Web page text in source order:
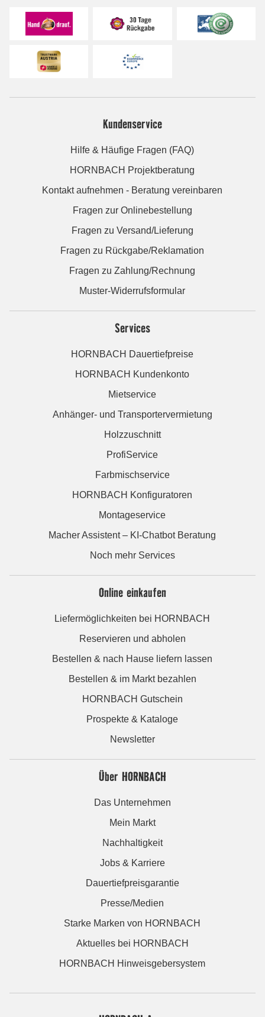
Kundenservice
Hilfe & Häufige Fragen (FAQ)
HORNBACH Projektberatung
Kontakt aufnehmen - Beratung vereinbaren
Fragen zur Onlinebestellung
Fragen zu Versand/Lieferung
Fragen zu Rückgabe/Reklamation
Fragen zu Zahlung/Rechnung
Muster-Widerrufsformular
Services
HORNBACH Dauertiefpreise
HORNBACH Kundenkonto
Mietservice
Anhänger- und Transportervermietung
Holzzuschnitt
ProfiService
Farbmischservice
HORNBACH Konfiguratoren
Montageservice
Macher Assistent – KI-Chatbot Beratung
Noch mehr Services
Online einkaufen
Liefermöglichkeiten bei HORNBACH
Reservieren und abholen
Bestellen & nach Hause liefern lassen
Bestellen & im Markt bezahlen
HORNBACH Gutschein
Prospekte & Kataloge
Newsletter
Über HORNBACH
Das Unternehmen
Mein Markt
Nachhaltigkeit
Jobs & Karriere
Dauertiefpreisgarantie
Presse/Medien
Starke Marken von HORNBACH
Aktuelles bei HORNBACH
HORNBACH Hinweisgebersystem